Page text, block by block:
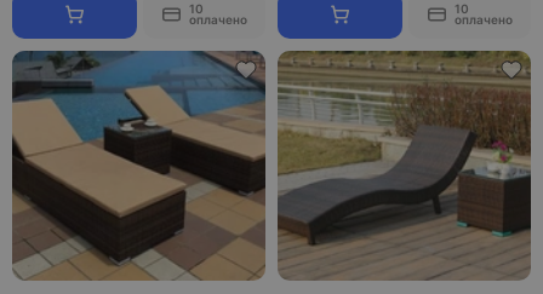
10
оплачено
10
оплачено